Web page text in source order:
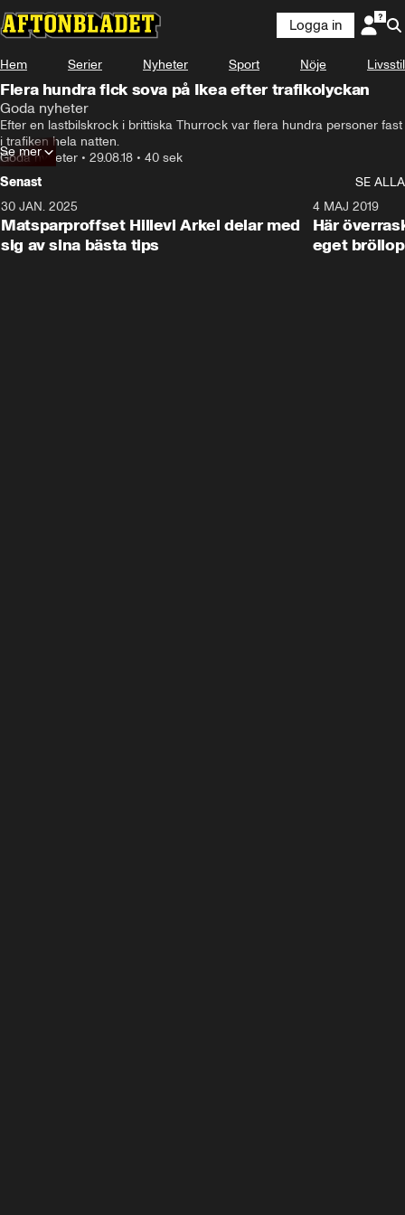
Logga in
Hem Serier Nyheter Sport Nöje Livsstil
Flera hundra fick sova på Ikea efter trafikolyckan
Goda nyheter
Efter en lastbilskrock i brittiska Thurrock var flera hundra personer fast
i trafiken hela natten.
Goda nyheter • 29.08.18 • 40 sek
Se mer
Senast
SE ALLA
30 JAN. 2025
Matsparproffset Hillevi Arkel delar med
sig av sina bästa tips
4 MAJ 2019
Här
eget bröllop